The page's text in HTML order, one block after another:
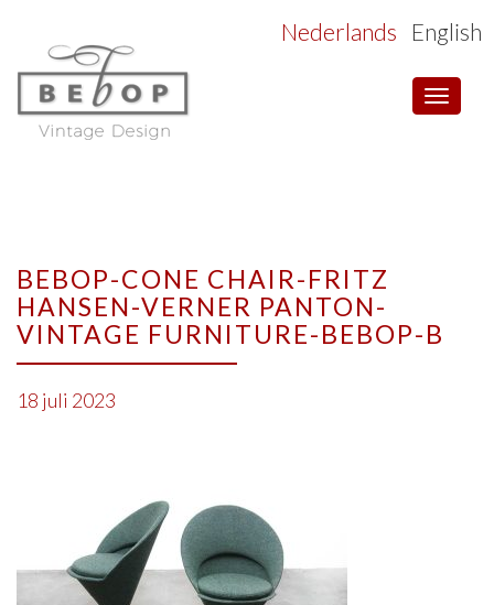
Toggle
Nederlands English
BEBOP-CONE CHAIR-FRITZ
HANSEN-VERNER PANTON-
VINTAGE FURNITURE-BEBOP-B
18 juli 2023